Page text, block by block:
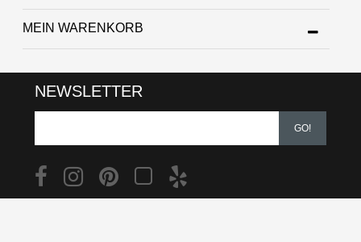
MEIN WARENKORB
NEWSLETTER
GO!